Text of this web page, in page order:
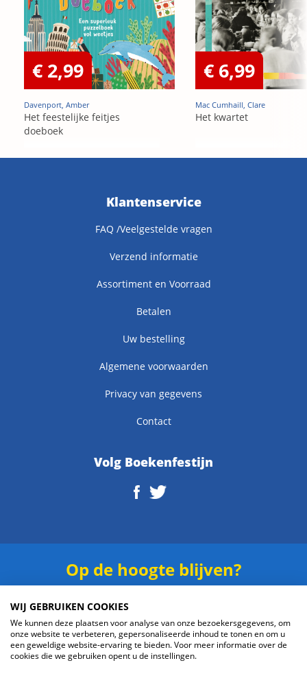
€ 2,99
Davenport, Amber
Het feestelijke feitjes
doeboek
€ 6,99
Mac Cumhaill, Clare
Het kwartet
Klantenservice
FAQ /Veelgestelde vragen
Verzend informatie
Assortiment en Voorraad
Betalen
Uw bestelling
Algemene voorwaarden
Privacy van gegevens
Contact
Volg Boekenfestijn
Op de hoogte blijven?
WIJ GEBRUIKEN COOKIES
We kunnen deze plaatsen voor analyse van onze bezoekersgegevens, om
onze website te verbeteren, gepersonaliseerde inhoud te tonen en om u
een geweldige website-ervaring te bieden. Voor meer informatie over de
cookies die we gebruiken opent u de instellingen.